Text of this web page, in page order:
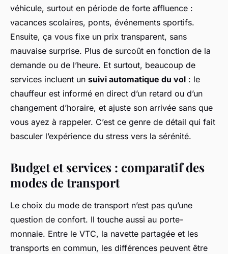
véhicule, surtout en période de forte affluence :
vacances scolaires, ponts, événements sportifs.
Ensuite, ça vous fixe un prix transparent, sans
mauvaise surprise. Plus de surcoût en fonction de la
demande ou de l’heure. Et surtout, beaucoup de
services incluent un suivi automatique du vol : le
chauffeur est informé en direct d’un retard ou d’un
changement d’horaire, et ajuste son arrivée sans que
vous ayez à rappeler. C’est ce genre de détail qui fait
basculer l’expérience du stress vers la sérénité.
Budget et services : comparatif des
modes de transport
Le choix du mode de transport n’est pas qu’une
question de confort. Il touche aussi au porte-
monnaie. Entre le VTC, la navette partagée et les
transports en commun, les différences peuvent être